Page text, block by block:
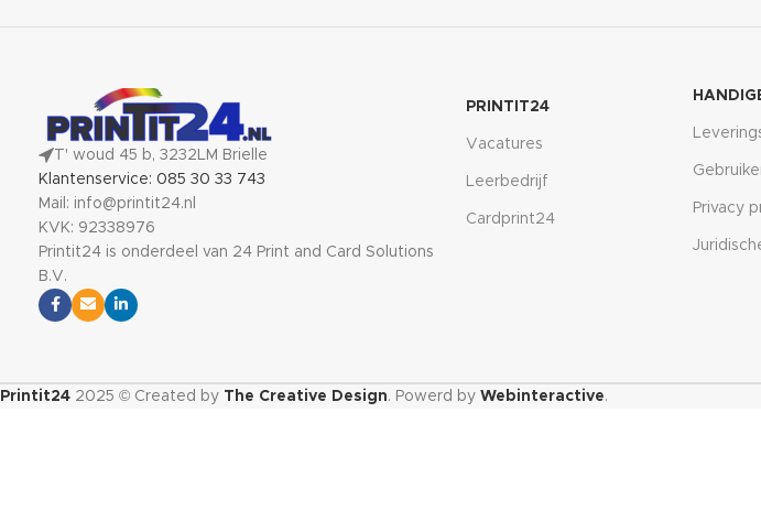
T' woud 45 b, 3232LM Brielle
Klantenservice: 085 30 33 743
Mail: info@printit24.nl
KVK: 92338976
Printit24 is onderdeel van 24 Print and Card Solutions
B.V.
PRINTIT24
Vacatures
Leerbedrijf
Cardprint24
Privacy
Printit24 2025 © Created by The Creative Design. Powerd by Webinteractive.